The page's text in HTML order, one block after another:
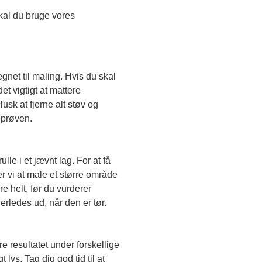
til maling. Hvis du skal
vigtigt at mattere
at fjerne alt støv og
i et jævnt lag. For at få
vi at male et større område
helt, før du vurderer
ud, når den er tør.
resultatet under forskellige
lys. Tag dig god tid til at